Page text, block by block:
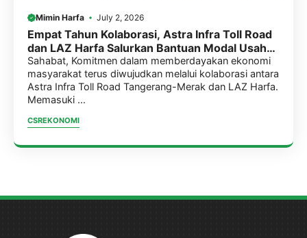
Mimin Harfa July 2, 2026
Empat Tahun Kolaborasi, Astra Infra Toll Road
dan LAZ Harfa Salurkan Bantuan Modal Usaha
Tahap 3 Bagi Anggota KKM
Sahabat, Komitmen dalam memberdayakan ekonomi
masyarakat terus diwujudkan melalui kolaborasi antara
Astra Infra Toll Road Tangerang-Merak dan LAZ Harfa.
Memasuki ...
CSREKONOMI